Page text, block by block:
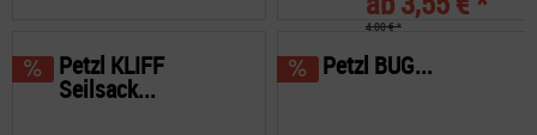
4,00 € *
Petzl KLIFF
Seilsack...
Petzl BUG...